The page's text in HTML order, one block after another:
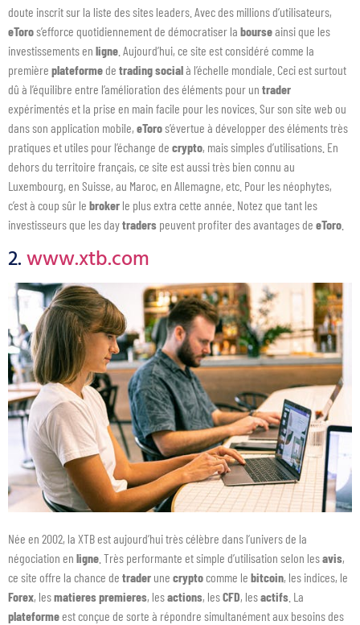
doute inscrit sur la liste des sites leaders. Avec des millions d’utilisateurs,
eToros’efforce quotidiennement de démocratiser la bourseainsi que les
investissements en ligne . Aujourd’hui, ce site est considéré comme la
première plateformede tradingsocialà l’échelle mondiale. Ceci est surtout
dû à l’équilibre entre l’amélioration des éléments pour un trader
expérimentés et la prise en main facile pour les novices. Sur son site web ou
dans son application mobile, eToros’évertue à développer des éléments très
pratiques et utiles pour l’échange de crypto, mais simples d’utilisations. En
dehors du territoire français, ce site est aussi très bien connu au
Luxembourg, en Suisse, au Maroc, en Allemagne, etc. Pour les néophytes,
c’est à coup sûr le broker le plus extra cette année. Notez que tant les
investisseurs que les daytraders peuvent profiter des avantages de eToro
2.www.xtb.com
Née en 2002, la XTB est aujourd’hui très célèbre dans l’univers de la
négociation en ligne . Très performante et simple d’utilisation selon lesavis,
ce site offre la chance de trader une cryptocomme le bitcoin, les indices, le
Forex, lesmatierespremieres, lesactions, lesCFD, lesactifs . La
plateformeest conçue de sorte à répondre simultanément aux besoins des